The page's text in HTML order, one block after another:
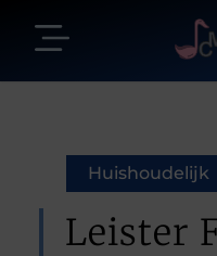
Huishoudelijk
Leister